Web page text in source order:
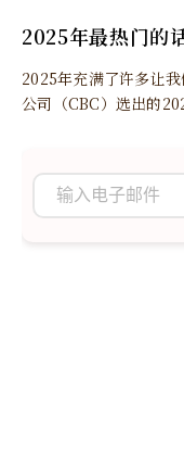
2025年最热门的
2025年充满了许多让
公司（CBC）选出的